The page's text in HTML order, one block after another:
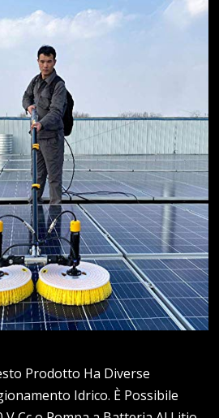
Prodotto Ha Diverse
Idrico. È Possibile